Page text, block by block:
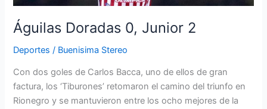
Águilas Doradas 0, Junior 2
Deportes / Buenisima Stereo
Con dos goles de Carlos Bacca, uno de ellos de gran
factura, los ‘Tiburones’ retomaron el camino del triunfo en
Rionegro y se mantuvieron entre los ocho mejores de la